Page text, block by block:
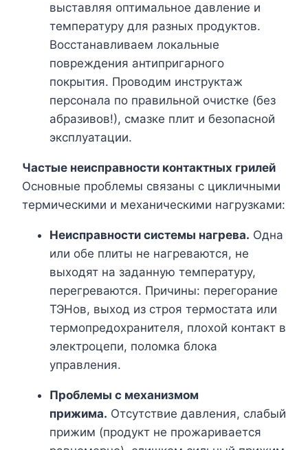
выставляя оптимальное давление и
температуру для разных продуктов.
Восстанавливаем локальные
повреждения антипригарного
покрытия. Проводим инструктаж
персонала по правильной очистке (без
абразивов!), смазке плит и безопасной
эксплуатации.
Частые неисправности контактных грилей
Основные проблемы связаны с цикличными
термическими и механическими нагрузками:
Неисправности системы нагрева. Одна
или обе плиты не нагреваются, не
выходят на заданную температуру,
перегреваются. Причины: перегорание
ТЭНов, выход из строя термостата или
термопредохранителя, плохой контакт в
электроцепи, поломка блока
управления.
Проблемы с механизмом
прижима. Отсутствие давления, слабый
прижим (продукт не прожаривается